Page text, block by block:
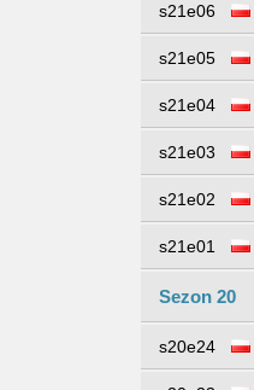
s21e06
s21e05
s21e04
s21e03
s21e02
s21e01
Sezon 20
s20e24